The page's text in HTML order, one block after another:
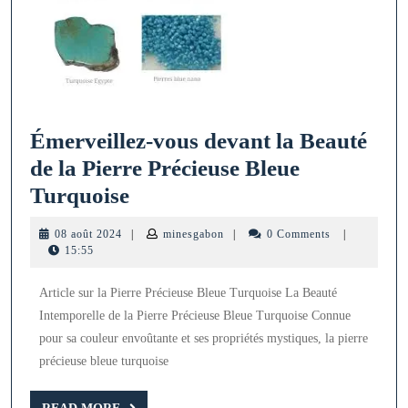
Émerveillez-vous devant la Beauté
de la Pierre Précieuse Bleue
TurquoiseÉmerveillez-
vous
Beauté
de
la
Pierre
08 août 2024 08
minesgabon minesgabon0 Comments
15:55
Article sur la Pierre Précieuse Bleue Turquoise La Beauté
Intemporelle de la Pierre Précieuse Bleue Turquoise Connue
pour sa couleur envoûtante et ses propriétés mystiques, la pierre
précieuse bleue turquoise